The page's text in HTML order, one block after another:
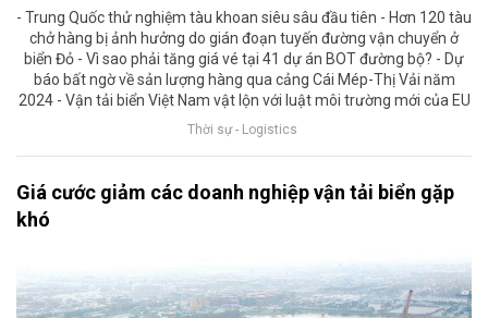
- Trung Quốc thử nghiệm tàu khoan siêu sâu đầu tiên - Hơn 120 tàu
chở hàng bị ảnh hưởng do gián đoạn tuyến đường vận chuyển ở
biển Đỏ - Vì sao phải tăng giá vé tại 41 dự án BOT đường bộ? - Dự
báo bất ngờ về sản lượng hàng qua cảng Cái Mép-Thị Vải năm
2024 - Vận tải biển Việt Nam vật lộn với luật môi trường mới của EU
Thời sự - Logistics
Giá cước giảm các doanh nghiệp vận tải biển gặp
khó